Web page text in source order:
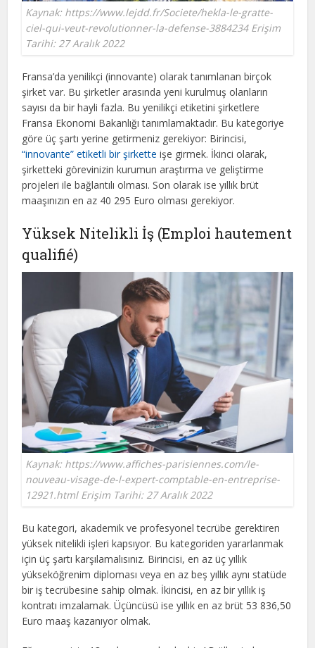
Kaynak: https://www.lejdd.fr/Societe/hekla-le-gratte-
ciel-qui-veut-revolutionner-la-defense-3884234 Erişim
Tarihi: 27 Aralık 2022
Fransa’da yenilikçi (innovante) olarak tanımlanan birçok
şirket var. Bu şirketler arasında yeni kurulmuş olanların
sayısı da bir hayli fazla. Bu yenilikçi etiketini şirketlere
Fransa Ekonomi Bakanlığı tanımlamaktadır. Bu kategoriye
göre üç şartı yerine getirmeniz gerekiyor: Birincisi,
“innovante” etiketli bir şirkette işe girmek. İkinci olarak,
şirketteki görevinizin kurumun araştırma ve geliştirme
projeleri ile bağlantılı olması. Son olarak ise yıllık brüt
maaşınızın en az 40 295 Euro olması gerekiyor.
Yüksek Nitelikli İş (Emploi hautement
qualifié)
Kaynak: https://www.affiches-parisiennes.com/le-
nouveau-visage-de-l-expert-comptable-en-entreprise-
12921.html Erişim Tarihi: 27 Aralık 2022
Bu kategori, akademik ve profesyonel tecrübe gerektiren
yüksek nitelikli işleri kapsıyor. Bu kategoriden yararlanmak
için üç şartı karşılamalısınız. Birincisi, en az üç yıllık
yükseköğrenim diploması veya en az beş yıllık aynı statüde
bir iş tecrübesine sahip olmak. İkincisi, en az bir yıllık iş
kontratı imzalamak. Üçüncüsü ise yıllık en az brüt 53 836,50
Euro maaş kazanıyor olmak.